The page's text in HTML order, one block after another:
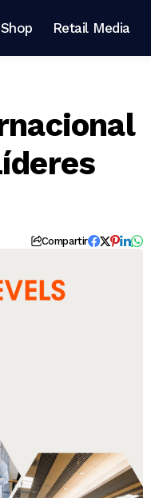
Retail Media
Compartir